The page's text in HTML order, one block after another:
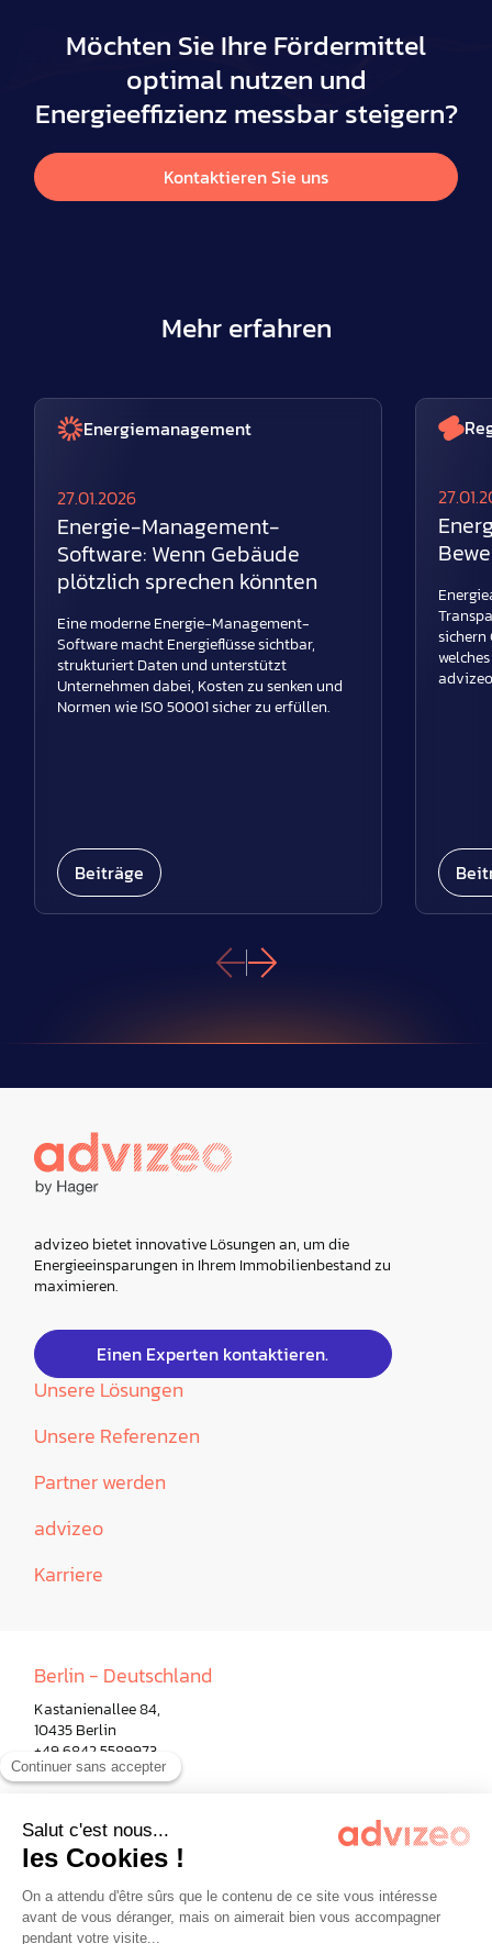
Möchten Sie Ihre Fördermittel
optimal nutzen und
Energieeffizienz messbar steigern?
Kontaktieren Sie uns
Mehr erfahren
Energiemanagement
27.01.2026
Energie-Management-
Software: Wenn Gebäude
plötzlich sprechen könnten
Eine moderne Energie-Management-
Software macht Energieflüsse sichtbar,
strukturiert Daten und unterstützt
Unternehmen dabei, Kosten zu senken und
Normen wie ISO 50001 sicher zu erfüllen.
Beiträge
sichern
advizeo bietet innovative Lösungen an, um die
Energieeinsparungen in Ihrem Immobilienbestand zu
maximieren.
Einen Experten kontaktieren.
Unsere Lösungen
Unsere Referenzen
Partner werden
advizeo
Karriere
Berlin - Deutschland
Kastanienallee 84,
10435 Berlin
+49 6842 5589973
Mailand - Italien